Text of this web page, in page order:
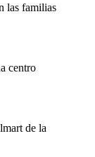
las familias
centro
de la